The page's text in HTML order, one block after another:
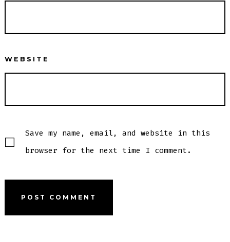
WEBSITE
Save my name, email, and website in this
browser for the next time I comment.